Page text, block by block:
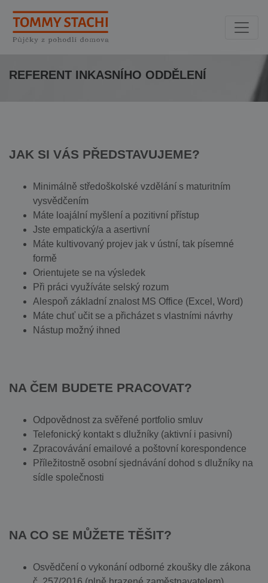
REFERENT INKASNÍHO ODDĚLENÍ
JAK SI VÁS PŘEDSTAVUJEME?
Minimálně středoškolské vzdělání s maturitním
vysvědčením
Máte loajální myšlení a pozitivní přístup
Jste empatický/a a asertivní
Máte kultivovaný projev jak v ústní, tak písemné
formě
Orientujete se na výsledek
Při práci využíváte selský rozum
Alespoň základní znalost MS Office (Excel, Word)
Máte chuť učit se a přicházet s vlastními návrhy
Nástup možný ihned
NA ČEM BUDETE PRACOVAT?
Odpovědnost za svěřené portfolio smluv
Telefonický kontakt s dlužníky (aktivní i pasivní)
Zpracovávání emailové a poštovní korespondence
Příležitostně osobní sjednávání dohod s dlužníky na
sídle společnosti
NA CO SE MŮŽETE TĚŠIT?
Osvědčení o vykonání odborné zkoušky dle zákona